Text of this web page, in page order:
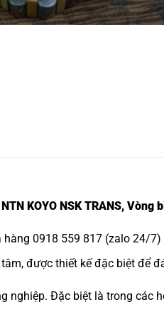
KOYO NSK TRANS,
hàng 0918 559 817 (zalo 24/
được thiết kế đặc biệt để
nghiệp. Đặc biệt là trong các